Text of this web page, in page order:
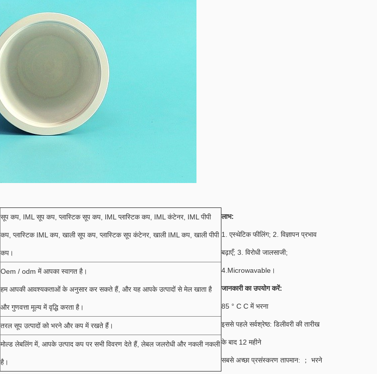
सूप कप, IML सूप कप, प्लास्टिक सूप कप, IML प्लास्टिक कप, IML कंटेनर, IML पीपी
कप, प्लास्टिक IML कप, खाली सूप कप, प्लास्टिक सूप कंटेनर, खाली IML कप, खाली पीपी
कप।
Oem / odm में आपका स्वागत है।
हम आपकी आवश्यकताओं के अनुसार कर सकते हैं, और यह आपके उत्पादों से मेल खाता है
और गुणवत्ता मूल्य में वृद्धि करता है।
तरल सूप उत्पादों को भरने और कप में रखते हैं।
मोल्ड लेबलिंग में, आपके उत्पाद कप पर सभी विवरण देते हैं, लेबल जलरोधी और नकली नकली
है।
लाभ:
1. एस्थेटिक फीलिंग; 2. विज्ञापन प्रभाव
बढ़ाएँ; 3. विरोधी जालसाजी;
4.Microwavable।
जानकारी का उपयोग करें:
85 ° C C में भरना
इससे पहले सर्वश्रेष्ठ: डिलीवरी की तारीख
के बाद 12 महीने
सबसे अच्छा प्रसंस्करण तापमान: ； भरने